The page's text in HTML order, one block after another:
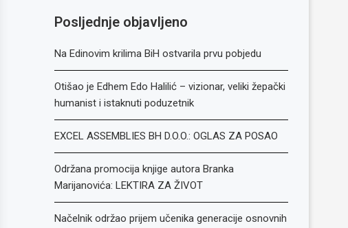
Posljednje objavljeno
Na Edinovim krilima BiH ostvarila prvu pobjedu
Otišao je Edhem Edo Halilić – vizionar, veliki žepački
humanist i istaknuti poduzetnik
EXCEL ASSEMBLIES BH D.O.O.: OGLAS ZA POSAO
Održana promocija knjige autora Branka
Marijanovića: LEKTIRA ZA ŽIVOT
Načelnik održao prijem učenika generacije osnovnih